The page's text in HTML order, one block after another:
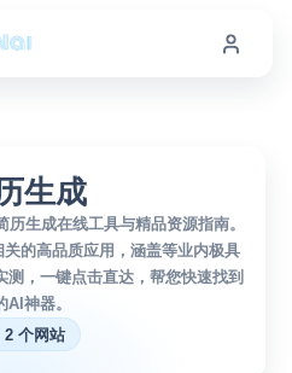
生成
生成在线工具与精品资源指南。
的高品质应用，涵盖等业内极具
，一键点击直达，帮您快速找到
AI神器。
2 个网站